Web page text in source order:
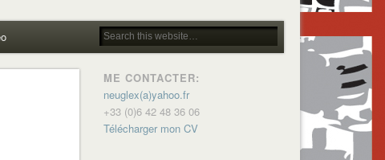
ME CONTACTER:
neuglex(a)yahoo.fr
+33 (0)6 42 48 36 06
Télécharger mon CV